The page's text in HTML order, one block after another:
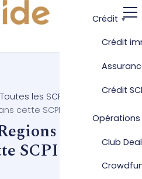
Crédit
Crédit
Crédit
Club Deal
Toutes les SCPI
SCPI Vendome
cette SCPI ?
: Pourquoi
SCPI ?